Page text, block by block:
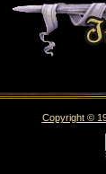
Copyright ©